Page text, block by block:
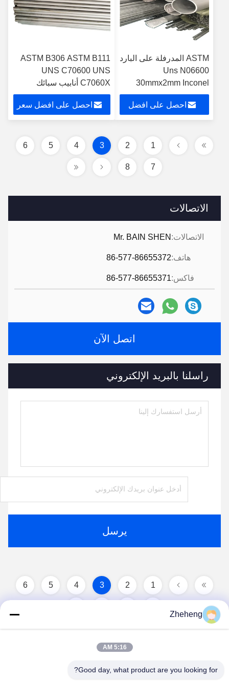
الاتصالات
الاتصالات: Mr. BAIN SHEN
هاتف:86-577-86655372
فاكس:86-577-86655371
اتصل الآن
راسلنا بالبريد الإلكتروني
يرسل
ASTM المدرفلة على البارد
Uns N06600
30mmx2mm Inconel
Seamless Pipe لإزالة
الكبريتاحصل على افضل
ASTM B306 ASTM B111
UNS C70600 UNS
C7060X أنابيب سبائك
النحاس والنيكل
احصل على افضل سعر
1
2
3
4
5
6
7
8
1
2
3
4
5
6
Zheheng
5:16 AM
Good day, what product are you looking for?